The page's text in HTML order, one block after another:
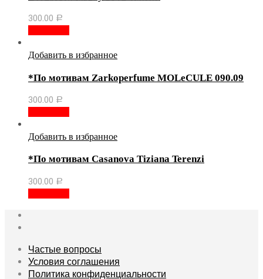
300.00 Р
Добавить в избранное
*По мотивам Zаrkореrfumе МОLеСULЕ 090.09
300.00 Р
Добавить в избранное
*По мотивам Casanova Tiziana Terenzi
300.00 Р
Частые вопросы
Условия соглашения
Политика конфиденциальности